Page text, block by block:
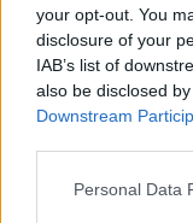
your opt-out. You
disclosure of your
IAB’s list of
also be disclosed
Downstream
Personal Data